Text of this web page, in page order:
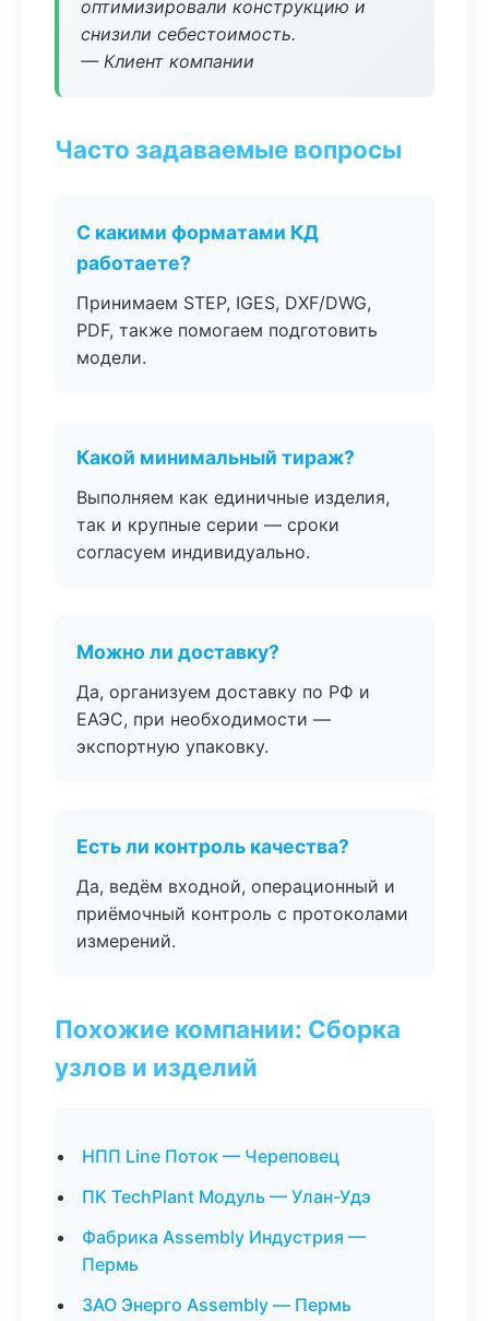
оптимизировали конструкцию и
снизили себестоимость.
— Клиент компании
Часто задаваемые вопросы
С какими форматами КД
работаете?
Принимаем STEP, IGES, DXF/DWG,
PDF, также помогаем подготовить
модели.
Какой минимальный тираж?
Выполняем как единичные изделия,
так и крупные серии — сроки
согласуем индивидуально.
Можно ли доставку?
Да, организуем доставку по РФ и
ЕАЭС, при необходимости —
экспортную упаковку.
Есть ли контроль качества?
Да, ведём входной, операционный и
приёмочный контроль с протоколами
измерений.
Похожие компании: Сборка
узлов и изделий
НПП Line Поток — Череповец
ПК TechPlant Модуль — Улан-Удэ
Фабрика Assembly Индустрия —
Пермь
ЗАО Энерго Assembly — Пермь